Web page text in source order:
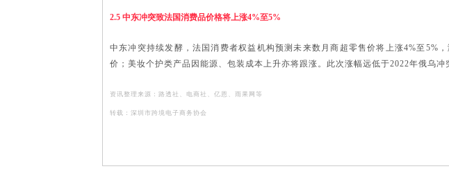
2.5 中东冲突致法国消费品价格将上涨4%至5%
中东冲突持续发酵，法国消费者权益机构预测未来数月商超零售价将上涨4%至5%
价；美妆个护类产品因能源、包装成本上升亦将跟涨。此次涨幅远低于2022年俄乌
资讯整理来源：路透社、电商社、亿恩、雨果网等
转载：深圳市跨境电子商务协会